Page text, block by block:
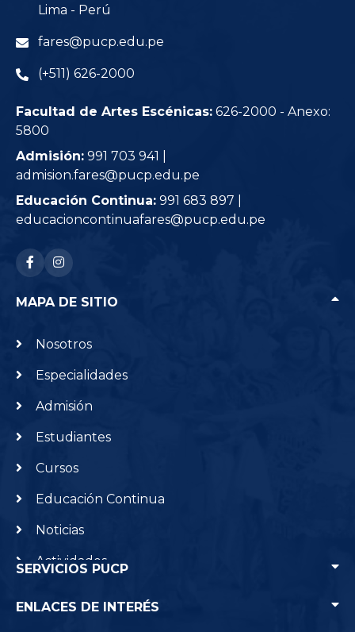
Lima - Perú
fares@pucp.edu.pe
(+511) 626-2000
Facultad de Artes Escénicas: 626-2000 - Anexo:
5800
Admisión: 991 703 941 |
admision.fares@pucp.edu.pe
Educación Continua: 991 683 897 |
educacioncontinuafares@pucp.edu.pe
RRSS: facebook-f
RRSS: instagram
MAPA DE SITIO
Nosotros
Especialidades
Admisión
Estudiantes
Cursos
Educación Continua
Noticias
Actividades
SERVICIOS PUCP
Punto Edu
ENLACES DE INTERÉS